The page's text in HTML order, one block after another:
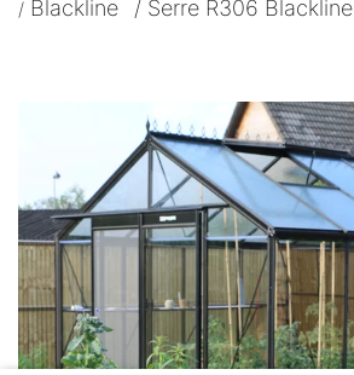
/ Blackline / Serre R306 Blackline